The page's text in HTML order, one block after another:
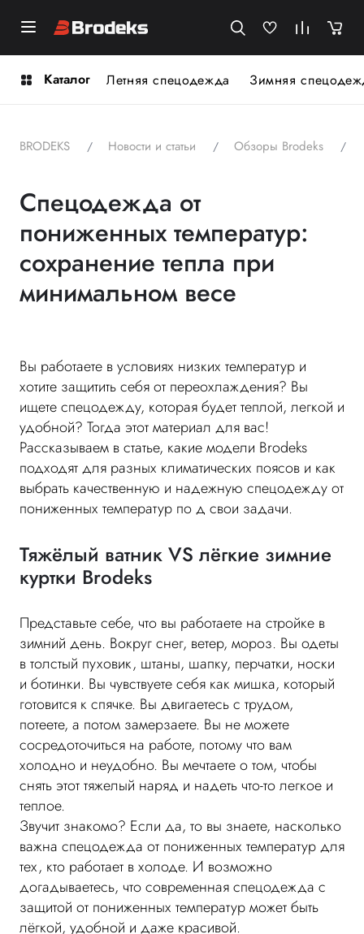
Каталог Летняя спецодежда Зимняя
BRODEKS Новости и статьи Обзоры Brodeks
Спецодежда от
пониженных температур:
сохранение тепла при
минимальном весе
Вы работаете в условиях низких температур и
хотите защитить себя от переохлаждения? Вы
ищете спецодежду, которая будет теплой, легкой и
удобной? Тогда этот материал для вас!
Рассказываем в статье, какие модели Brodeks
подходят для разных климатических поясов и как
выбрать качественную и надежную спецодежду от
пониженных температур по д свои задачи.
Тяжёлый ватник VS лёгкие зимние
куртки Brodeks
Представьте себе, что вы работаете на стройке в
зимний день. Вокруг снег, ветер, мороз. Вы одеты
в толстый пуховик, штаны, шапку, перчатки, носки
и ботинки. Вы чувствуете себя как мишка, который
готовится к спячке. Вы двигаетесь с трудом,
потеете, а потом замерзаете. Вы не можете
сосредоточиться на работе, потому что вам
холодно и неудобно. Вы мечтаете о том, чтобы
снять этот тяжелый наряд и надеть что-то легкое и
теплое.
Звучит знакомо? Если да, то вы знаете, насколько
важна спецодежда от пониженных температур для
тех, кто работает в холоде. И возможно
догадываетесь, что современная спецодежда с
защитой от пониженных температур может быть
лёгкой, удобной и даже красивой.